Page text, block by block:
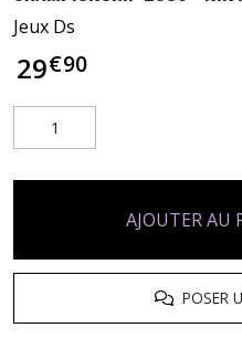
Jeux Ds
29€90
AJOUTER AU
POSER